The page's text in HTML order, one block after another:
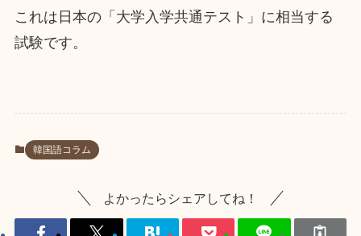
これは日本の「大学入学共通テスト」に相当する
試験です。
韓国語コラム
よかったらシェアしてね！